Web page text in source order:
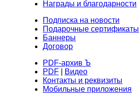
Награды и благодарности
Подписка на новости
Подарочные сертификаты
Баннеры
Договор
PDF-архив Ъ
PDF
Видео
Контакты и реквизиты
Мобильные приложения